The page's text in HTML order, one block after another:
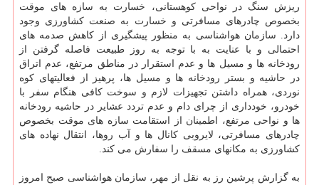
ریزش سنگ در نواحی کوهستانی، خسارت به سازه های موقت
بخصوص چادرهای مسافرتی و خسارت به صنعت کشاورزی وجود
دارد. سازمان هواشناسی به منظور پیشگیری از کاهش صدمه های
احتمالی و با عنایت به با توجه به روز طبیعت فاصله گرفتن از
رودخانه ها و مسیل ها و عدم استقرار در مناطق مرتفع، عدم اتراق
در حاشیه و بستر رودخانه ها و مسیل ها، پرهیز از فعالیتهای کوه
نوردی، همراه داشتن تجهیزات لازم و سوخت کافی هنگام سفر با
خودرو، خودداری از چرای دام و عدم تردد عشایر در حاشیه رودخانه
ها و نواحی مرتفع، اطمینان از استقامت سازه های موقت بخصوص
چادرهای مسافرتی، لایروبی کانال ها و آب روها، انتقال نهاده های
کشاورزی به مکانهای مسقف را سفارش می کند.
به گزارش پرشین رز به نقل از مهر، سازمان هواشناسی صبح امروز